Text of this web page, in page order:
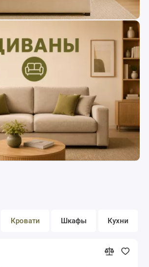
Кровати Шкафы Кухни